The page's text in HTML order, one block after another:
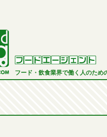
フード・飲食業界で働く人のため